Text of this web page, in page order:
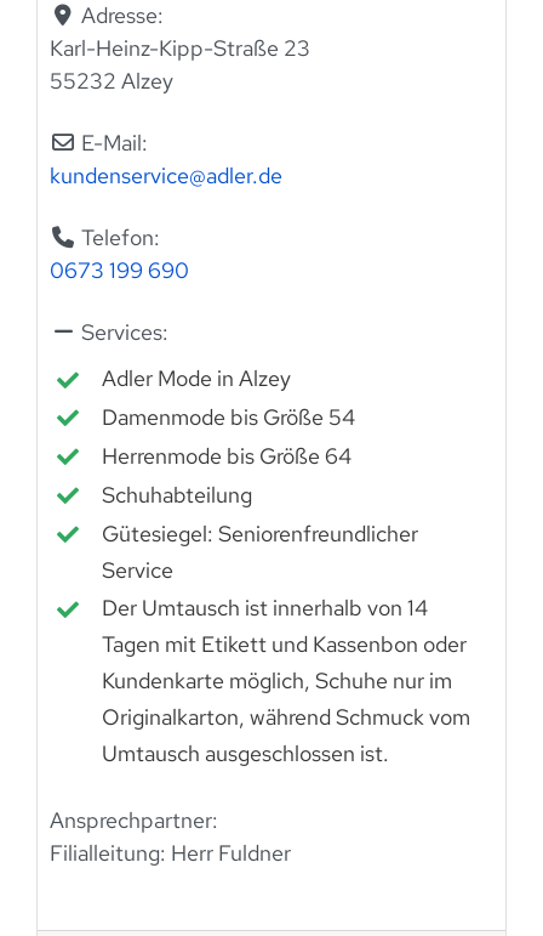
Adresse:
Karl-Heinz-Kipp-Straße 23
55232 Alzey
E-Mail:
kundenservice@adler.de
Telefon:
0673 199 690
Services:
Adler Mode in Alzey
Damenmode bis Größe 54
Herrenmode bis Größe 64
Schuhabteilung
Gütesiegel: Seniorenfreundlicher
Service
Der Umtausch ist innerhalb von 14
Tagen mit Etikett und Kassenbon oder
Kundenkarte möglich, Schuhe nur im
Originalkarton, während Schmuck vom
Umtausch ausgeschlossen ist.
Ansprechpartner:
Filialleitung: Herr Fuldner